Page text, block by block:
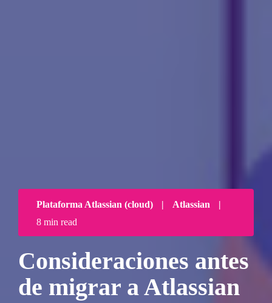
Plataforma Atlassian (cloud) | Atlassian
|
8 min read
Consideraciones antes
de migrar a Atlassian